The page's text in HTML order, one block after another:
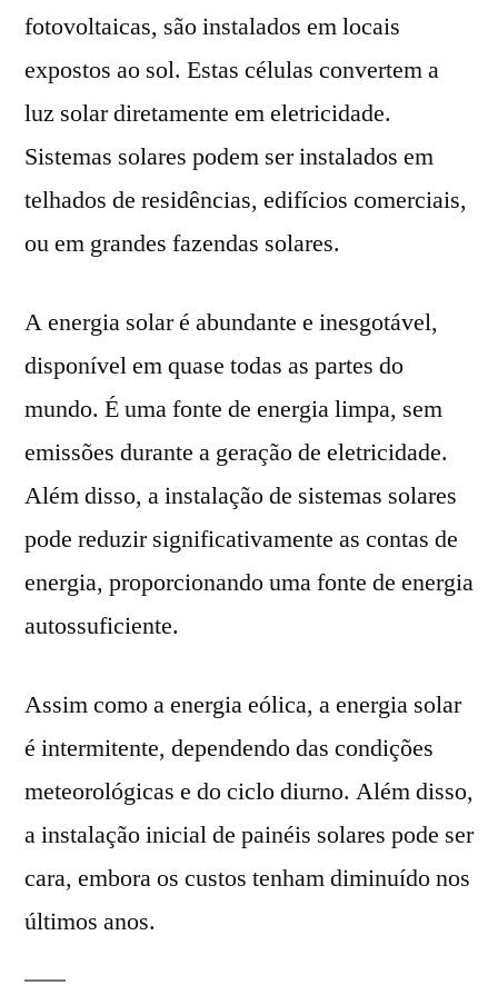
fotovoltaicas, são instalados em locais
expostos ao sol. Estas células convertem a
luz solar diretamente em eletricidade.
Sistemas solares podem ser instalados em
telhados de residências, edifícios comerciais,
ou em grandes fazendas solares.
A energia solar é abundante e inesgotável,
disponível em quase todas as partes do
mundo. É uma fonte de energia limpa, sem
emissões durante a geração de eletricidade.
Além disso, a instalação de sistemas solares
pode reduzir significativamente as contas de
energia, proporcionando uma fonte de energia
autossuficiente.
Assim como a energia eólica, a energia solar
é intermitente, dependendo das condições
meteorológicas e do ciclo diurno. Além disso,
a instalação inicial de painéis solares pode ser
cara, embora os custos tenham diminuído nos
últimos anos.